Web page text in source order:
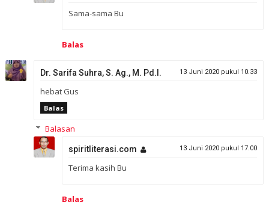
Sama-sama Bu
Balas
Dr. Sarifa Suhra, S. Ag., M. Pd.I. 13 Juni 2020 pukul 10.33
hebat Gus
Balas
Balasan
spiritliterasi.com 13 Juni 2020 pukul 17.00
Terima kasih Bu
Balas